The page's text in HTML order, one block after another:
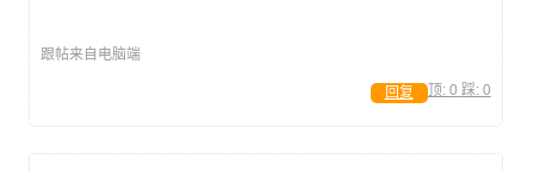
跟帖来自电脑端
顶: 0 踩: 0
回复